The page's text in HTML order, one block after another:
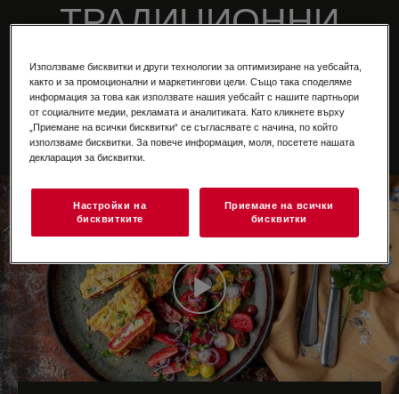
ТРАДИЦИОННИ
ЧУШКИ БЮРЕК
Свежа и лесна есенна рецепта отGoodLife,
която да ни потопи в аромата и вкуса на
домашните ястия
Използваме бисквитки и други технологии за оптимизиране на уебсайта,
както и за промоционални и маркетингови цели. Също така споделяме
информация за това как използвате нашия уебсайт с нашите партньори
от социалните медии, рекламата и аналитиката. Като кликнете върху
„Приемане на всички бисквитки“ се съгласявате с начина, по който
използваме бисквитки. За повече информация, моля, посетете нашата
декларация за бисквитки.
Настройки на
бисквитките
Приемане на всички
бисквитки